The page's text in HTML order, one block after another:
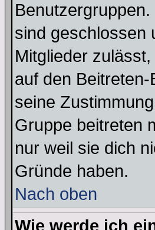
sind geschlossen
Mitglieder
auf den
seine
Gruppe beitreten
nur weil sie dich
Gründe haben.
Nach oben
Wie werde ich